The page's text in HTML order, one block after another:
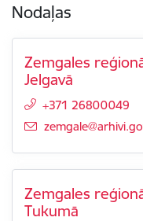
Nodaļas
Zemgales
Jelgavā
+371 26800049
E-pasts:
Zemgales
Tukumā